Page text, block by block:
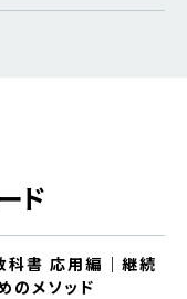
ド
科書 応用編｜継続
のメソッド